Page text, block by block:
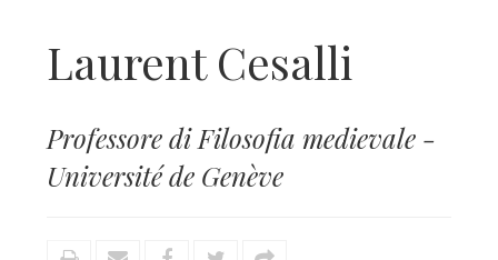
Laurent Cesalli
Professore di Filosofia medievale -
Université de Genève